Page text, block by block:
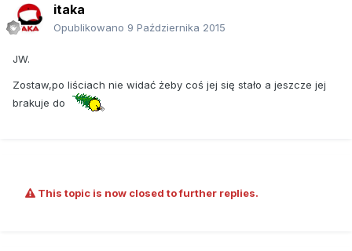
itaka
Opublikowano 9 Października 2015
JW.
Zostaw,po liściach nie widać żeby coś jej się stało a jeszcze jej
brakuje do
This topic is now closed to further replies.